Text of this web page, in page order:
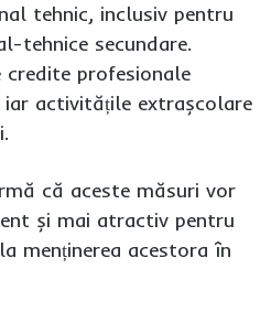
tehnic, inclusiv pentru
tehnice secundare.
profesionale
iar activitățile extrașcolare
că aceste măsuri vor
și mai atractiv pentru
menținerea acestora în